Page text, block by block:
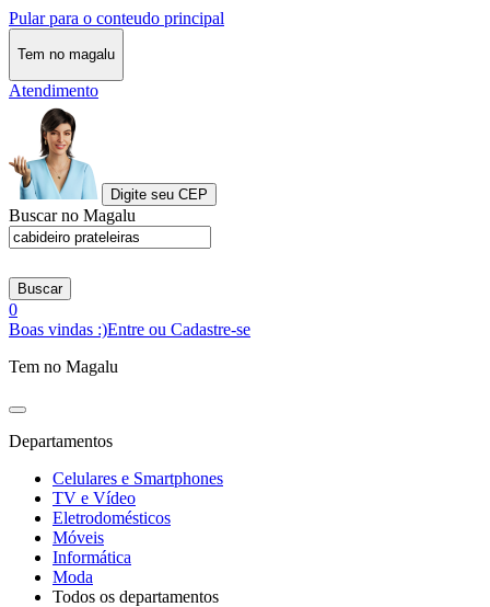
Pular para o conteudo principal
Tem no magalu
Atendimento
Digite seu CEP
Buscar no Magalu
Buscar
0
Boas vindas :)Entre ou Cadastre-se
Tem no Magalu
Departamentos
Celulares e Smartphones
TV e Vídeo
Eletrodomésticos
Móveis
Informática
Moda
Todos os departamentos